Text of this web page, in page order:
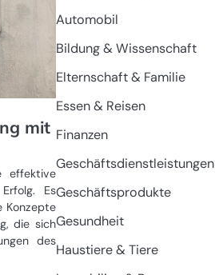
mit
effektive
Es
Konzepte
die sich
des
Automobil
Bildung & Wissenschaft
Elternschaft & Familie
Essen & Reisen
Finanzen
Geschäftsdienstleistungen
Geschäftsprodukte
Gesundheit
Haustiere & Tiere